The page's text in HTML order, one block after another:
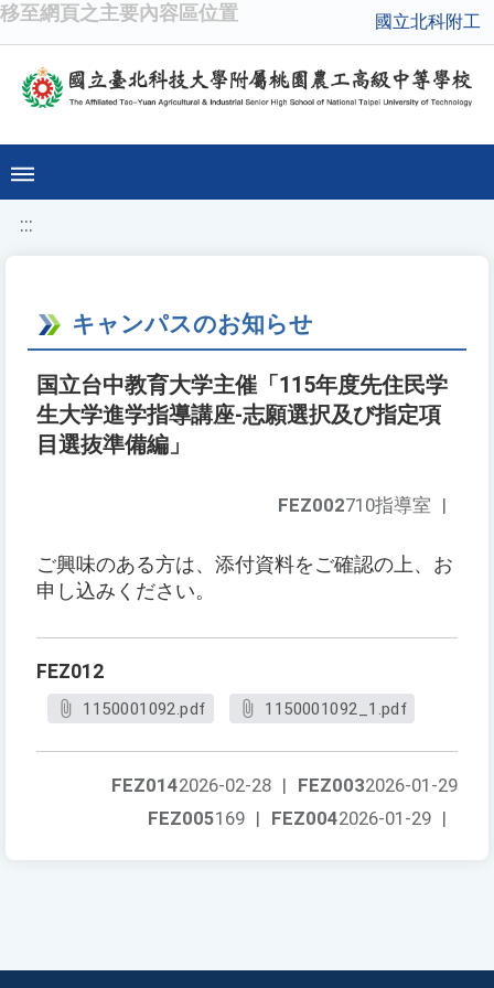
移至網頁之主要內容區位置 國立北科附工
:::
キャンパスのお知らせ
国立台中教育大学主催「115年度先住民学
生大学進学指導講座-志願選択及び指定項
目選抜準備編」
FEZ002710指導室 |
ご興味のある方は、添付資料をご確認の上、お
申し込みください。
FEZ012
1150001092.pdf 1150001092_1.pdf
FEZ0032026-01-29
FEZ0142026-02-28 |
FEZ0042026-01-29 |
FEZ005169 |